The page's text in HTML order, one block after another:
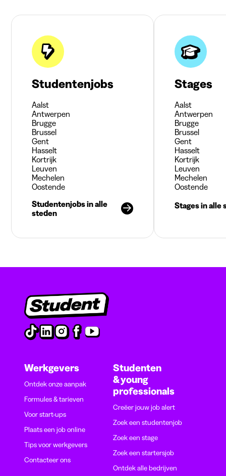
Studentenjobs
Aalst
Antwerpen
Brugge
Brussel
Gent
Hasselt
Kortrijk
Leuven
Mechelen
Oostende
Studentenjobs in alle
steden
Stages
Aalst
Antwerpen
Brugge
Brussel
Gent
Hasselt
Kortrijk
Leuven
Mechelen
Oostende
Stages in alle
Werkgevers
Ontdek onze aanpak
Formules & tarieven
Voor start-ups
Plaats een job online
Tips voor werkgevers
Contacteer ons
Studenten
& young
professionals
Creëer jouw job alert
Zoek een studentenjob
Zoek een stage
Zoek een startersjob
Ontdek alle bedrijven